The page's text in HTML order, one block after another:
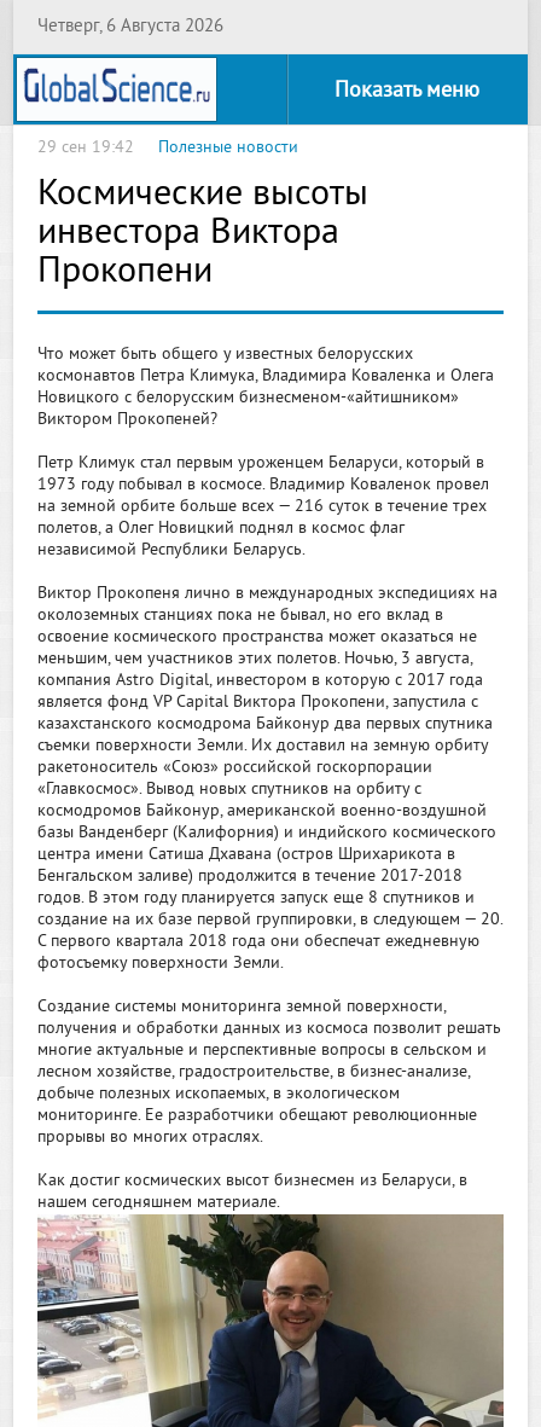
Четверг, 6 Августа 2026
Показать меню
29 сен 19:42 Полезные новости
Космические высоты
инвестора Виктора
Прокопени
Что может быть общего у известных белорусских
космонавтов Петра Климука, Владимира Коваленка и Олега
Новицкого с белорусским бизнесменом-«айтишником»
Виктором Прокопеней?
Петр Климук стал первым уроженцем Беларуси, который в
1973 году побывал в космосе. Владимир Коваленок провел
на земной орбите больше всех — 216 суток в течение трех
полетов, а Олег Новицкий поднял в космос флаг
независимой Республики Беларусь.
Виктор Прокопеня лично в международных экспедициях на
околоземных станциях пока не бывал, но его вклад в
освоение космического пространства может оказаться не
меньшим, чем участников этих полетов. Ночью, 3 августа,
компания Astro Digital, инвестором в которую с 2017 года
является фонд VP Capital Виктора Прокопени, запустила с
казахстанского космодрома Байконур два первых спутника
съемки поверхности Земли. Их доставил на земную орбиту
ракетоноситель «Союз» российской госкорпорации
«Главкосмос». Вывод новых спутников на орбиту с
космодромов Байконур, американской военно-воздушной
базы Ванденберг (Калифорния) и индийского космического
центра имени Сатиша Дхавана (остров Шрихарикота в
Бенгальском заливе) продолжится в течение 2017-2018
годов. В этом году планируется запуск еще 8 спутников и
создание на их базе первой группировки, в следующем — 20.
С первого квартала 2018 года они обеспечат ежедневную
фотосъемку поверхности Земли.
Создание системы мониторинга земной поверхности,
получения и обработки данных из космоса позволит решать
многие актуальные и перспективные вопросы в сельском и
лесном хозяйстве, градостроительстве, в бизнес-анализе,
добыче полезных ископаемых, в экологическом
мониторинге. Ее разработчики обещают революционные
прорывы во многих отраслях.
Как достиг космических высот бизнесмен из Беларуси, в
нашем сегодняшнем материале.